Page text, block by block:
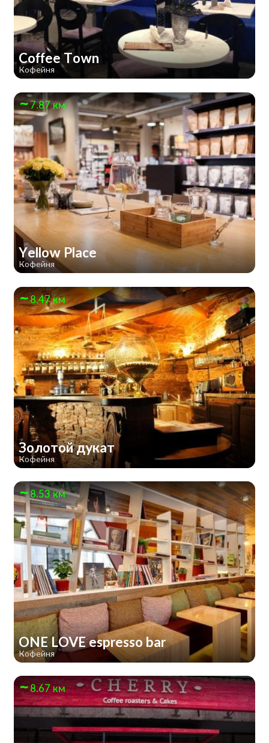
Coffee Town
Кофейня
7.87 км
Yellow Place
Кофейня
8.47 км
Золотой дукат
Кофейня
8.53 км
ONE LOVE espresso bar
Кофейня
8.67 км